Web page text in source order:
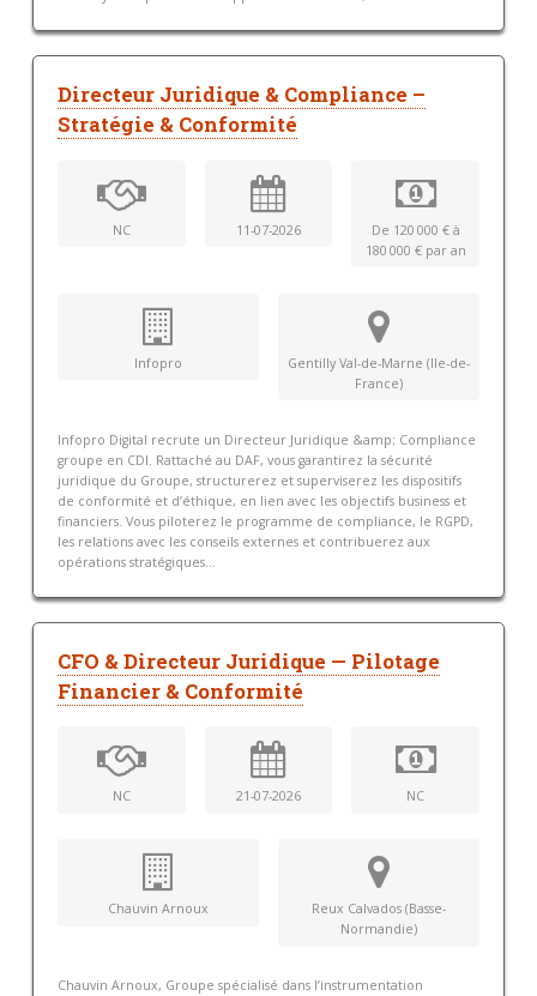
Directeur Juridique & Compliance –
Stratégie & Conformité
NC 11-07-2026
De 120 000 € à
180 000 € par an
Infopro
Gentilly Val-de-Marne (Ile-de-
France)
Infopro Digital recrute un Directeur Juridique &amp; Compliance
groupe en CDI. Rattaché au DAF, vous garantirez la sécurité
juridique du Groupe, structurerez et superviserez les dispositifs
de conformité et d’éthique, en lien avec les objectifs business et
financiers. Vous piloterez le programme de compliance, le RGPD,
les relations avec les conseils externes et contribuerez aux
opérations stratégiques...
CFO & Directeur Juridique — Pilotage
Financier & Conformité
NC 21-07-2026 NC
Chauvin Arnoux
Reux Calvados (Basse-
Normandie)
Chauvin Arnoux, Groupe spécialisé dans l’instrumentation